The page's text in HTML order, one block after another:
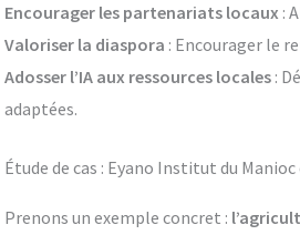
Encourager les partenariats locaux :
Valoriser la diaspora : Encourager le
Adosser l’IA aux ressources locales:
adaptées.
Étude de cas : Eyano Institut du Manioc
Prenons un exemple concret :